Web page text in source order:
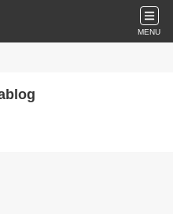
MENU
depuis Eklablog